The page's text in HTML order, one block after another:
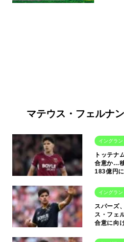
マテウス・フェルナ
イングラン
トッテナ
合意か…
183億円に
イングラン
スパーズ
ス・フェ
合意に向